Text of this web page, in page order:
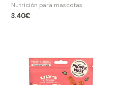
Nutrición para mascotas
3.40€